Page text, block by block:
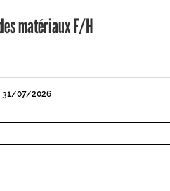
matériaux F/H
31/07/2026